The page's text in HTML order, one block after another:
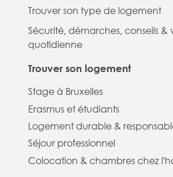
Trouver son type de logement
Sécurité, démarches, conseils &
quotidienne
Trouver son logement
Stage à Bruxelles
Erasmus et étudiants
Logement durable &
Séjour professionnel
Colocation & chambres chez